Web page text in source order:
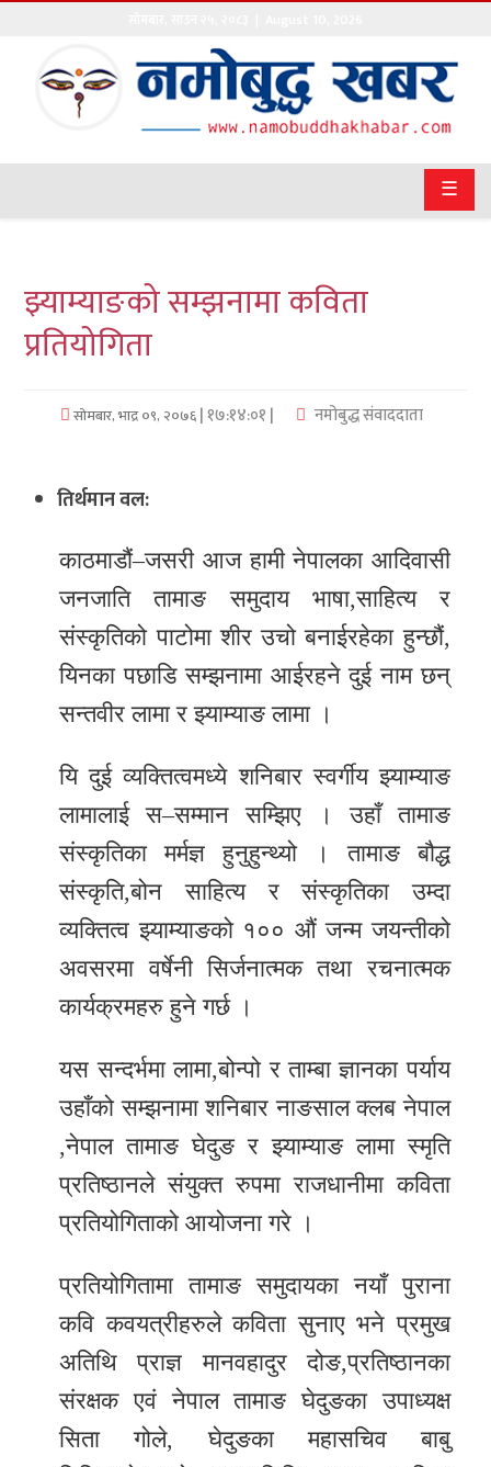
गृहपृष्ठ
राजनीति
अर्थवाणिज्य
कला
शैली
सूचना
प्रविधि
टिभी
English
☰
झ्याम्याङको सम्झनामा कविता
प्रतियोगिता
सोमबार, भाद्र ०९, २०७६| १७:१४:०१ | नमोबुद्ध संवाददाता
तिर्थमान वल:
काठमाडौं–जसरी आज हामी नेपालका आदिवासी
जनजाति तामाङ समुदाय भाषा,साहित्य र
संस्कृतिको पाटोमा शीर उचो बनाईरहेका हुन्छौं,
यिनका पछाडि सम्झनामा आईरहने दुई नाम छन्
सन्तवीर लामा र झ्याम्याङ लामा ।
यि दुई व्यक्तित्वमध्ये शनिबार स्वर्गीय झ्याम्याङ
लामालाई स–सम्मान सम्झिए । उहाँ तामाङ
संस्कृतिका मर्मज्ञ हुनुहुन्थ्यो । तामाङ बौद्ध
संस्कृति,बोन साहित्य र संस्कृतिका उम्दा
व्यक्तित्व झ्याम्याङको १०० औं जन्म जयन्तीको
अवसरमा वर्षेनी सिर्जनात्मक तथा रचनात्मक
कार्यक्रमहरु हुने गर्छ ।
यस सन्दर्भमा लामा,बोन्पो र ताम्बा ज्ञानका पर्याय
उहाँको सम्झनामा शनिबार नाङसाल क्लब नेपाल
,नेपाल तामाङ घेदुङ र झ्याम्याङ लामा स्मृति
प्रतिष्ठानले संयुक्त रुपमा राजधानीमा कविता
प्रतियोगिताको आयोजना गरे ।
प्रतियोगितामा तामाङ समुदायका नयाँ पुराना
कवि कवयत्रीहरुले कविता सुनाए भने प्रमुख
अतिथि प्राज्ञ मानवहादुर दोङ,प्रतिष्ठानका
संरक्षक एवं नेपाल तामाङ घेदुङका उपाध्यक्ष
सिता गोले, घेदुङका महासचिव बाबु